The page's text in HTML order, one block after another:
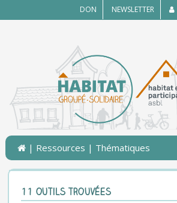
DON NEWSLETTER
| Ressources | Thématiques
11 outils trouvées